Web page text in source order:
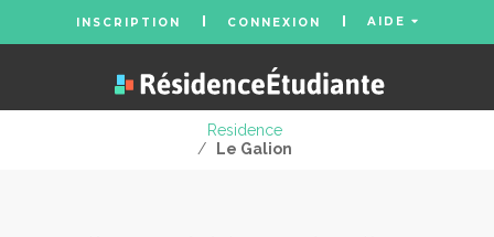
INSCRIPTION CONNEXION AIDE
Residence
/
Le Galion